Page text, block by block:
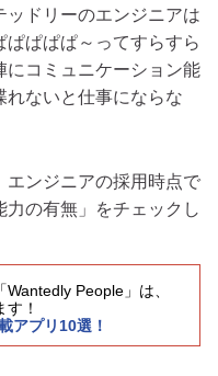
ドリーのエンジニアは
ぱぱぱ～ってすらすら
にコミュニケーション能
れないと仕事にならな
エンジニアの採用時点で
の有無」をチェックし
People」は、
！
アプリ10選！